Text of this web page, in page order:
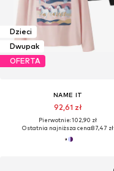
Dzieci
Dwupak
OFERTA
NAME IT
92,61 zł
Pierwotnie: 102,90 zł
Ostatnia najniższa cena:87,47 zł